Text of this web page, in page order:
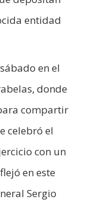
entidad
en el
donde
compartir
celebró el
con un
en este
Sergio